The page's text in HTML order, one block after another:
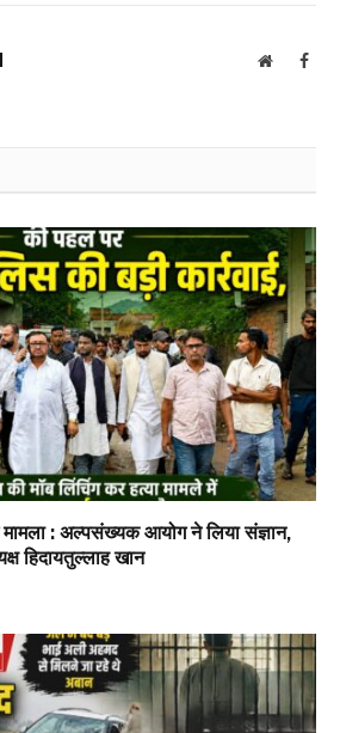
Website
मामला : अल्पसंख्यक आयोग ने लिया संज्ञान,
हिदायतुल्लाह खान